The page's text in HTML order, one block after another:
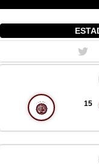
15